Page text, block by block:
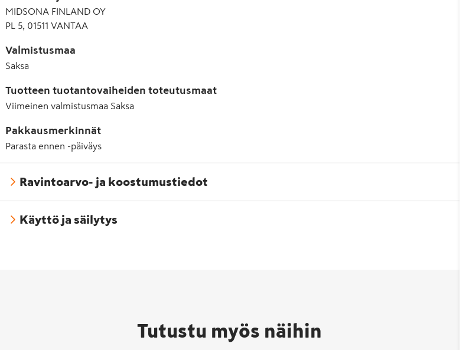
MIDSONA FINLAND OY
PL 5, 01511 VANTAA
Valmistusmaa
Saksa
Tuotteen tuotantovaiheiden toteutusmaat
Viimeinen valmistusmaa Saksa
Pakkausmerkinnät
Parasta ennen -päiväys
Ravintoarvo- ja koostumustiedot
Käyttö ja säilytys
Tutustu myös näihin